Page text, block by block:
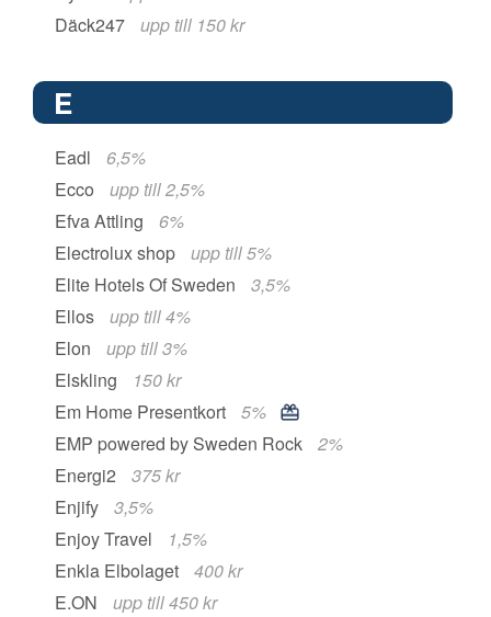
Däck247
upp till 150 kr
E
Eadl
6,5%
Ecco
upp till 2,5%
Efva Attling
6%
Electrolux shop
upp till 5%
Elite Hotels Of Sweden
3,5%
Ellos
upp till 4%
Elon
upp till 3%
Elskling
150 kr
Em Home Presentkort
5%
EMP powered by Sweden Rock
2%
Energi2
375 kr
Enjify
3,5%
Enjoy Travel
1,5%
Enkla Elbolaget
400 kr
E.ON
upp till 450 kr